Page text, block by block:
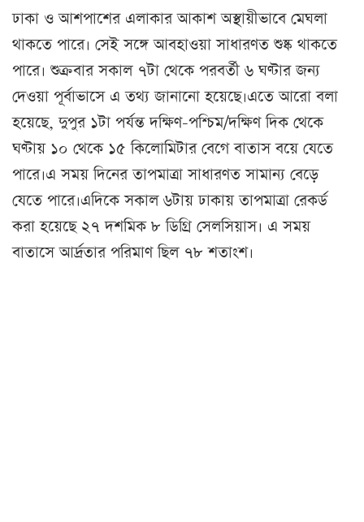
ঢাকা ও আশপাশের এলাকার আকাশ অস্থায়ীভাবে মেঘলা
থাকতে পারে। সেই সঙ্গে আবহাওয়া সাধারণত শুষ্ক থাকতে
পারে। শুক্রবার সকাল ৭টা থেকে পরবর্তী ৬ ঘণ্টার জন্য
দেওয়া পূর্বাভাসে এ তথ্য জানানো হয়েছে।এতে আরো বলা
হয়েছে, দুপুর ১টা পর্যন্ত দক্ষিণ-পশ্চিম/দক্ষিণ দিক থেকে
ঘণ্টায় ১০ থেকে ১৫ কিলোমিটার বেগে বাতাস বয়ে যেতে
পারে।এ সময় দিনের তাপমাত্রা সাধারণত সামান্য বেড়ে
যেতে পারে।এদিকে সকাল ৬টায় ঢাকায় তাপমাত্রা রেকর্ড
করা হয়েছে ২৭ দশমিক ৮ ডিগ্রি সেলসিয়াস। এ সময়
বাতাসে আর্দ্রতার পরিমাণ ছিল ৭৮ শতাংশ।